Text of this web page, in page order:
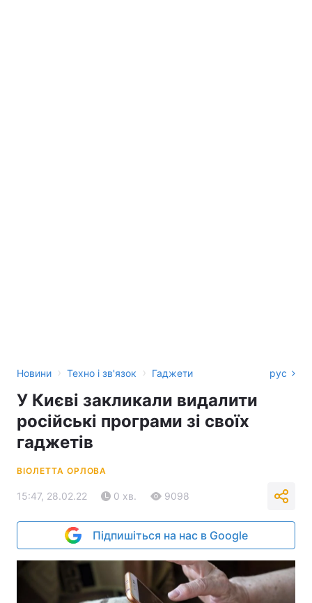
Новини › Техно і зв'язок › Гаджети рус
У Києві закликали видалити
російські програми зі своїх
гаджетів
ВІОЛЕТТА ОРЛОВА
15:47, 28.02.22 0 хв. 9098
Підпишіться на нас в Google